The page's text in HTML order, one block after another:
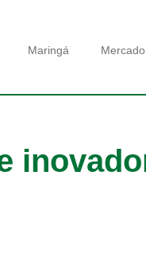
Maringá